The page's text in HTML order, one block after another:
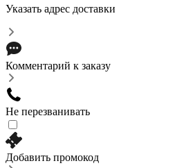
Указать адрес доставки
Комментарий к заказу
Не перезванивать
Добавить промокод